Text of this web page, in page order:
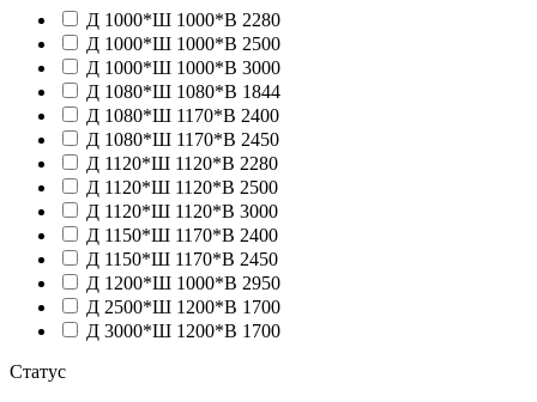
Д 1000*Ш 1000*В 2280
Д 1000*Ш 1000*В 2500
Д 1000*Ш 1000*В 3000
Д 1080*Ш 1080*В 1844
Д 1080*Ш 1170*В 2400
Д 1080*Ш 1170*В 2450
Д 1120*Ш 1120*В 2280
Д 1120*Ш 1120*В 2500
Д 1120*Ш 1120*В 3000
Д 1150*Ш 1170*В 2400
Д 1150*Ш 1170*В 2450
Д 1200*Ш 1000*В 2950
Д 2500*Ш 1200*В 1700
Д 3000*Ш 1200*В 1700
Статус